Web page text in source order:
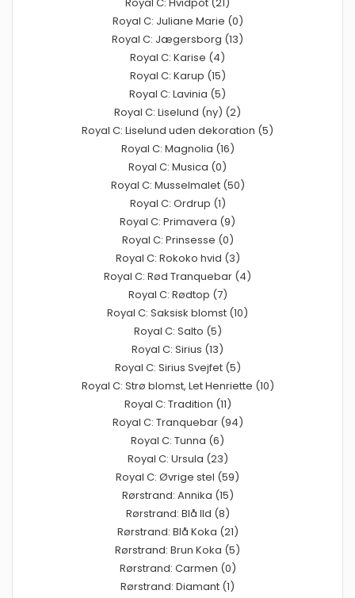
Royal C: Juliane Marie (0)
Royal C: Jægersborg (13)
Royal C: Karise (4)
Royal C: Karup (15)
Royal C: Lavinia (5)
Royal C: Liselund (ny) (2)
Royal C: Liselund uden dekoration (5)
Royal C: Magnolia (16)
Royal C: Musica (0)
Royal C: Musselmalet (50)
Royal C: Ordrup (1)
Royal C: Primavera (9)
Royal C: Prinsesse (0)
Royal C: Rokoko hvid (3)
Royal C: Rød Tranquebar (4)
Royal C: Rødtop (7)
Royal C: Saksisk blomst (10)
Royal C: Salto (5)
Royal C: Sirius (13)
Royal C: Sirius Svejfet (5)
Royal C: Strø blomst, Let Henriette (10)
Royal C: Tradition (11)
Royal C: Tranquebar (94)
Royal C: Tunna (6)
Royal C: Ursula (23)
Royal C: Øvrige stel (59)
Rørstrand: Annika (15)
Rørstrand: Blå Ild (8)
Rørstrand: Blå Koka (21)
Rørstrand: Brun Koka (5)
Rørstrand: Carmen (0)
Rørstrand: Diamant (1)